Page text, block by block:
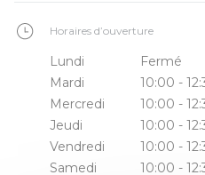
Horaires d’ouverture
Lundi
Fermé
Mardi
10:00 -
Mercredi
10:00 -
Jeudi
10:00 -
Vendredi
10:00 -
Samedi
10:00 -